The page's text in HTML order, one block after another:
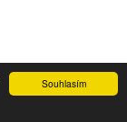
Souhlasím